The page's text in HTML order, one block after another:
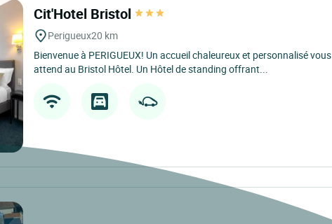
Cit'Hotel Bristol
Perigueux20 km
Bienvenue à PERIGUEUX! Un accueil chaleureux et personnalisé vous
attend au Bristol Hôtel. Un Hôtel de standing offrant...